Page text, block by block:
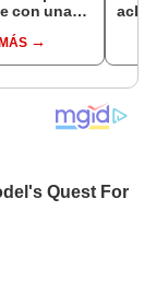
con una
el